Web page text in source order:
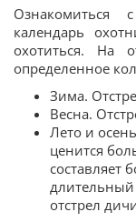
календарь
охотиться. На
определенное
Зима.
Весна.
Лето и
ценится
составляет
длительный
отстрел